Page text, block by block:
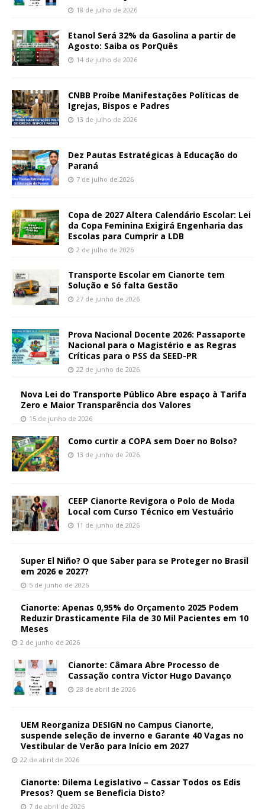
18 de julho de 2026
Etanol Será 32% da Gasolina a partir de
Agosto: Saiba os PorQuês
14 de julho de 2026
CNBB Proíbe Manifestações Políticas de
Igrejas, Bispos e Padres
13 de julho de 2026
Dez Pautas Estratégicas à Educação do
Paraná
7 de julho de 2026
Copa de 2027 Altera Calendário Escolar: Lei
da Copa Feminina Exigirá Engenharia das
Escolas para Cumprir a LDB
2 de julho de 2026
Transporte Escolar em Cianorte tem
Solução e Só falta Gestão
27 de junho de 2026
Prova Nacional Docente 2026: Passaporte
Nacional para o Magistério e as Regras
Críticas para o PSS da SEED-PR
22 de junho de 2026
Nova Lei do Transporte Público Abre espaço à Tarifa
Zero e Maior Transparência dos Valores
15 de junho de 2026
Como curtir a COPA sem Doer no Bolso?
13 de junho de 2026
CEEP Cianorte Revigora o Polo de Moda
Local com Curso Técnico em Vestuário
11 de junho de 2026
Super El Niño? O que Saber para se Proteger no Brasil
em 2026 e 2027?
5 de junho de 2026
Cianorte: Apenas 0,95% do Orçamento 2025 Podem
Reduzir Drasticamente Fila de 30 Mil Pacientes em 10
Meses
2 de junho de 2026
Cianorte: Câmara Abre Processo de
Cassação contra Victor Hugo Davanço
28 de abril de 2026
UEM Reorganiza DESIGN no Campus Cianorte,
suspende seleção de inverno e Garante 40 Vagas no
Vestibular de Verão para Início em 2027
22 de abril de 2026
Cianorte: Dilema Legislativo – Cassar Todos os Edis
Presos? Quem se Beneficia Disto?
7 de abril de 2026